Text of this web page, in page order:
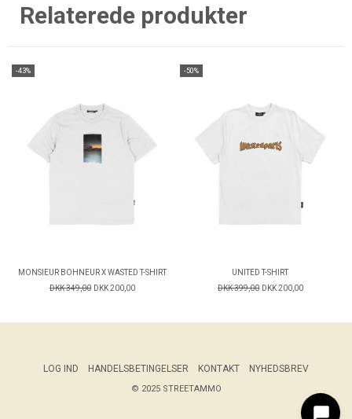
Relaterede produkter
-43%
MONSIEUR BOHNEUR X WASTED T-SHIRT
DKK 349,00 DKK 200,00
-50%
UNITED T-SHIRT
DKK 399,00 DKK 200,00
LOG IND HANDELSBETINGELSER KONTAKT NYHEDSBREV
© 2025 STREETAMMO